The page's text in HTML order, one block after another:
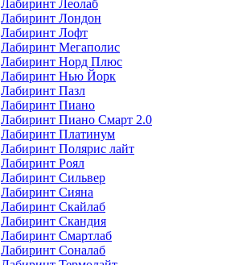
Лабиринт Леолаб
Лабиринт Лондон
Лабиринт Лофт
Лабиринт Мегаполис
Лабиринт Норд Плюс
Лабиринт Нью Йорк
Лабиринт Пазл
Лабиринт Пиано
Лабиринт Пиано Смарт 2.0
Лабиринт Платинум
Лабиринт Полярис лайт
Лабиринт Роял
Лабиринт Сильвер
Лабиринт Сияна
Лабиринт Скайлаб
Лабиринт Скандия
Лабиринт Смартлаб
Лабиринт Соналаб